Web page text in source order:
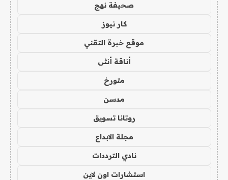
صحيفة نهج
كار نيوز
موقع خبرة التقني
أناقة أنثى
متورخ
مدسن
روتانا تسويق
مجلة الابداع
نادي الترددات
استشارات اون لاين